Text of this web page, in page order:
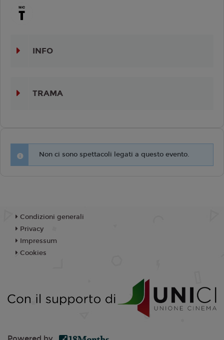
INFO
TRAMA
Non ci sono spettacoli legati a questo evento.
Condizioni generali
Privacy
Impressum
Cookies